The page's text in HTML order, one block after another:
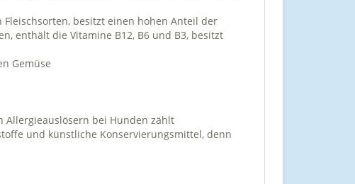
besitzt einen hohen Anteil der
enthält die Vitamine B12, B6 und B3, besitzt
Gemüse
Allergieauslösern bei Hunden zählt
und künstliche Konservierungsmittel, denn